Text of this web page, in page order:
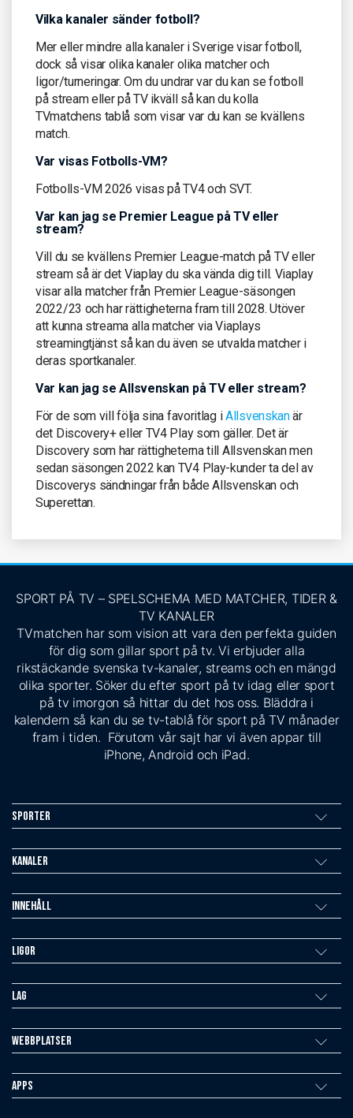
Vilka kanaler sänder fotboll?
Mer eller mindre alla kanaler i Sverige visar fotboll,
dock så visar olika kanaler olika matcher och
ligor/turneringar. Om du undrar var du kan se fotboll
på stream eller på TV ikväll så kan du kolla
TVmatchens tablå som visar var du kan se kvällens
match.
Var visas Fotbolls-VM?
Fotbolls-VM 2026 visas på TV4 och SVT.
Var kan jag se Premier League på TV eller
stream?
Vill du se kvällens Premier League-match på TV eller
stream så är det Viaplay du ska vända dig till. Viaplay
visar alla matcher från Premier League-säsongen
2022/23 och har rättigheterna fram till 2028. Utöver
att kunna streama alla matcher via Viaplays
streamingtjänst så kan du även se utvalda matcher i
deras sportkanaler.
Var kan jag se Allsvenskan på TV eller stream?
För de som vill följa sina favoritlag iAllsvenskanär
det Discovery+ eller TV4 Play som gäller. Det är
Discovery som har rättigheterna till Allsvenskan men
sedan säsongen 2022 kan TV4 Play-kunder ta del av
Discoverys sändningar från både Allsvenskan och
Superettan.
SPORT PÅ TV – SPELSCHEMA MED MATCHER, TIDER &
TV KANALER
TVmatchen har som vision att vara den perfekta guiden
för dig som gillar sport på tv. Vi erbjuder alla
rikstäckande svenska tv-kanaler, streams och en mängd
olika sporter. Söker du efter sport på tv idag eller sport
på tv imorgon så hittar du det hos oss. Bläddra i
kalendern så kan du se tv-tablå för sport på TV månader
fram i tiden. Förutom vår sajt har vi även appar till
iPhone, Android och iPad.
Sporter
Kanaler
Innehåll
Ligor
Lag
Webbplatser
Apps